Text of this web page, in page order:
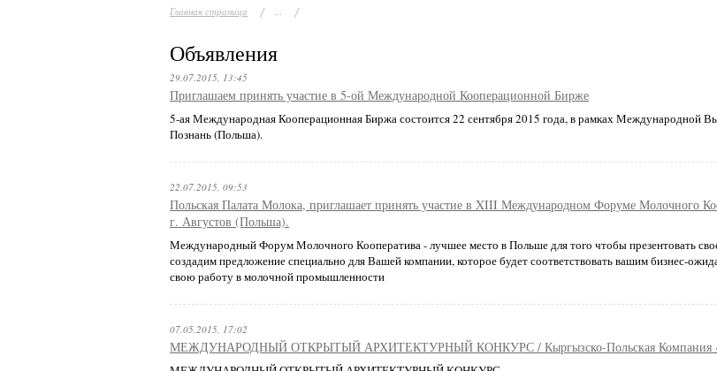
Главная страница
Объявления
29.07.2015, 13:45
Приглашаем принять участие в 5-ой Международной Кооперационной Бирже
5-ая Международная Кооперационная Биржа состоится 22 сентября 2015 года, в рамках Международной
Познань (Польша).
22.07.2015, 09:53
Польская Палата Молока, приглашает принять участие в XIII Международном Форуме Молочного
г. Августов (Польша).
Международный Форум Молочного Кооператива - лучшее место в Польше для того чтобы презентовать
создадим предложение специально для Вашей компании, которое будет соответствовать вашим бизнес-
свою работу в молочной промышленности
07.05.2015, 17:02
МЕЖДУНАРОДНЫЙ ОТКРЫТЫЙ АРХИТЕКТУРНЫЙ КОНКУРС / Кыргызско-Польская